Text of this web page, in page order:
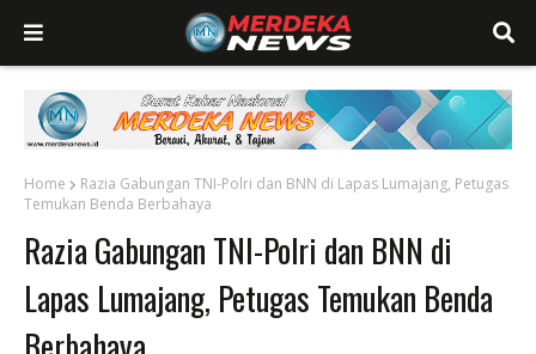
Home
Razia Gabungan TNI-Polri dan BNN di Lapas Lumajang, Petugas
Temukan Benda Berbahaya
Razia Gabungan TNI-Polri dan BNN di
Lapas Lumajang, Petugas Temukan Benda